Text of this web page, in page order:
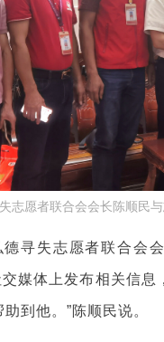
志愿者联合会会长陈顺民
德寻失志愿者联合会
媒体上发布相关信
到他。”陈顺民说。